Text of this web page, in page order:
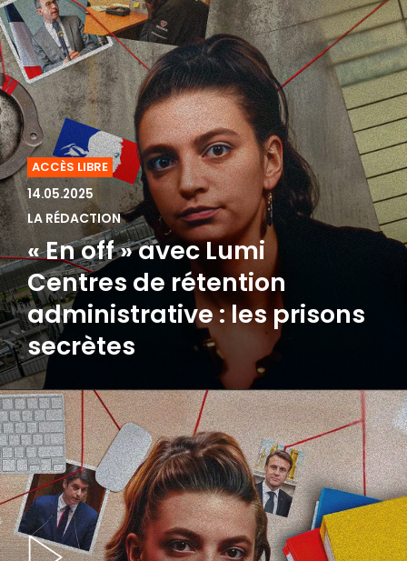
ACCÈS LIBRE
14.05.2025
LA RÉDACTION
« En off » avec Lumi
Centres de rétention
administrative : les prisons
secrètes